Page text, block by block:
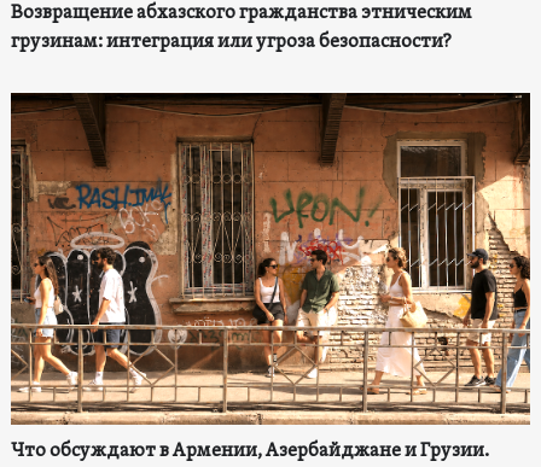
Возвращение абхазского гражданства этническим
грузинам: интеграция или угроза безопасности?
Что обсуждают в Армении, Азербайджане и Грузии.